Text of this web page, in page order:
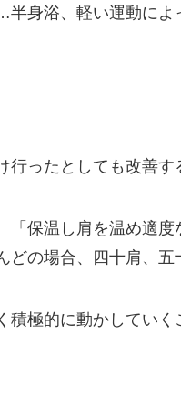
半身浴、軽い運動に
ったとしても改善す
「保温し肩を温め適
の場合、四十肩、五
積極的に動かしてい